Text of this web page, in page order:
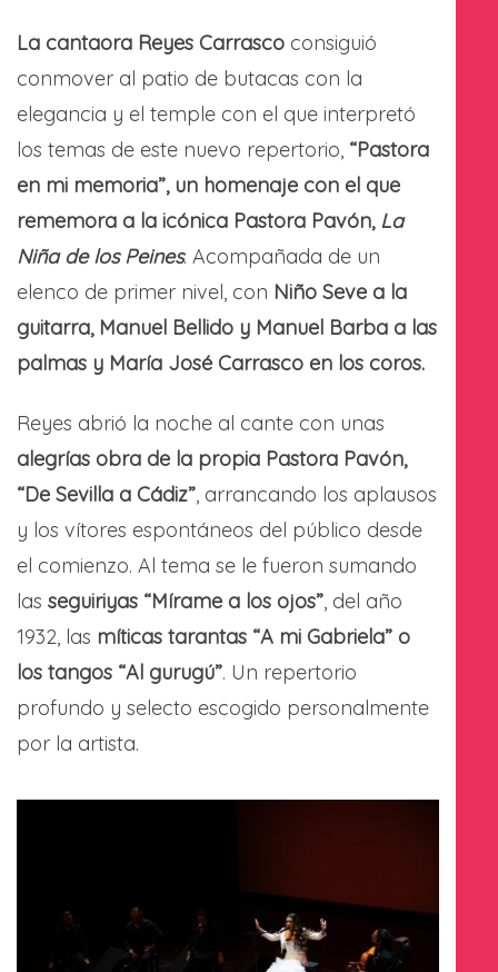
La cantaora Reyes Carrasco consiguió
conmover al patio de butacas con la
elegancia y el temple con el que interpretó
los temas de este nuevo repertorio, “Pastora
en mi memoria”, un homenaje con el que
rememora a la icónica Pastora Pavón, La
Niña de los Peines. Acompañada de un
elenco de primer nivel, con Niño Seve a la
guitarra, Manuel Bellido y Manuel Barba a las
palmas y María José Carrasco en los coros.
Reyes abrió la noche al cante con unas
alegrías obra de la propia Pastora Pavón,
“De Sevilla a Cádiz”, arrancando los aplausos
y los vítores espontáneos del público desde
el comienzo. Al tema se le fueron sumando
las seguiriyas “Mírame a los ojos”, del año
1932, las míticas tarantas “A mi Gabriela” o
los tangos “Al gurugú”. Un repertorio
profundo y selecto escogido personalmente
por la artista.